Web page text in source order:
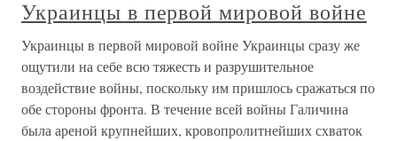
Украинцы в первой мировой войне
Украинцы в первой мировой войне Украинцы сразу же
ощутили на себе всю тяжесть и разрушительное
воздействие войны, поскольку им пришлось сражаться по
обе стороны фронта. В течение всей войны Галичина
была ареной крупнейших, кровопролитнейших схваток